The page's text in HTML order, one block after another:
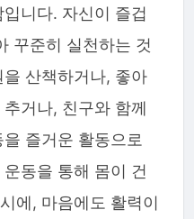
니다. 자신이 즐겁
꾸준히 실천하는 것
산책하거나, 좋아
거나, 친구와 함께
즐거운 활동으로
동을 통해 몸이 건
에, 마음에도 활력이